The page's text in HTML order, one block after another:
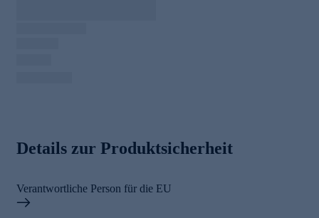
Details zur Produktsicherheit
Verantwortliche Person für die EU